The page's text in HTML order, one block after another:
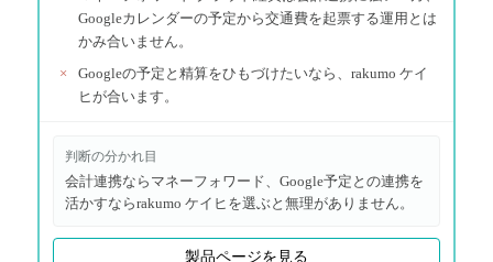
Googleカレンダーの予定から交通費を起票する運用とは
かみ合いません。
×
Googleの予定と精算をひもづけたいなら、rakumo ケイ
ヒが合います。
判断の分かれ目
会計連携ならマネーフォワード、Google予定との連携を
活かすならrakumo ケイヒを選ぶと無理がありません。
製品ページを見る